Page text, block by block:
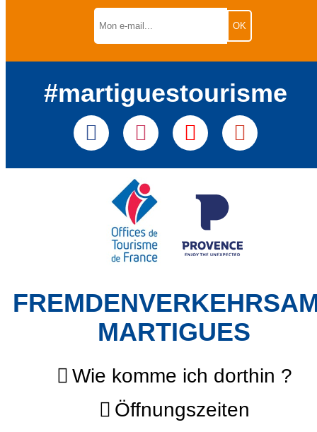
#martiguestourisme
MARTIGUES
Wie komme ich dorthin ?
Öffnungszeiten